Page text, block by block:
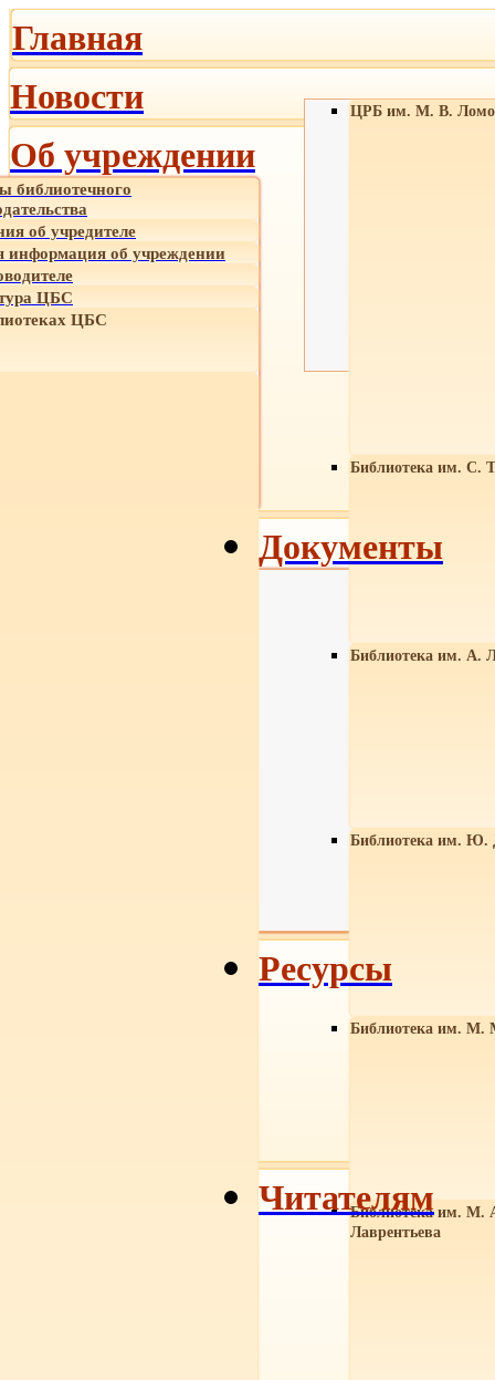
Главная
Новости
Об учреждении
библиотечного
об учредителе
об учреждении
ЦБС
ЦБС
ЦРБ им. М. В.
Библиотека им. С.
Библиотека им. А.
Библиотека им. Ю.
Библиотека им. М.
Библиотека им. М.
Лаврентьева
Документы
Ресурсы
Читателям